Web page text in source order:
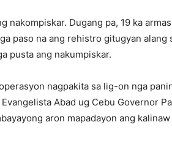
nakompiskar. Dugang pa, 19 ka
paso na ang rehistro gitugyan alang
pusta ang nakumpiskar.
nagpakita sa lig-on nga
Abad ug Cebu Governor
aron mapadayon ang